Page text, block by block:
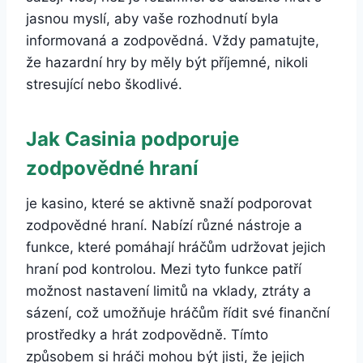
jasnou myslí, aby vaše rozhodnutí byla
informovaná a zodpovědná. Vždy pamatujte,
že hazardní hry by měly být příjemné, nikoli
stresující nebo škodlivé.
Jak Casinia podporuje
zodpovědné hraní
je kasino, které se aktivně snaží podporovat
zodpovědné hraní. Nabízí různé nástroje a
funkce, které pomáhají hráčům udržovat jejich
hraní pod kontrolou. Mezi tyto funkce patří
možnost nastavení limitů na vklady, ztráty a
sázení, což umožňuje hráčům řídit své finanční
prostředky a hrát zodpovědně. Tímto
způsobem si hráči mohou být jisti, že jejich